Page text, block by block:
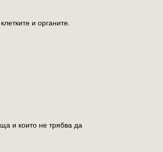
и органите.
и които не трябва да